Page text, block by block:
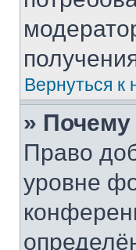
Вернуться к
» Почему
Право
уровне